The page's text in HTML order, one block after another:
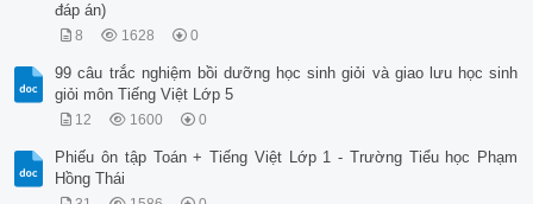
đáp án)
8 1628 0
99 câu trắc nghiệm bồi dưỡng học sinh giỏi và giao lưu học sinh
giỏi môn Tiếng Việt Lớp 5
12 1600 0
Phiếu ôn tập Toán + Tiếng Việt Lớp 1 - Trường Tiểu học Phạm
Hồng Thái